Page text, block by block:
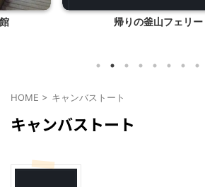
帰りの釜山フェリー
HOME > キャンバストート
キャンバストート